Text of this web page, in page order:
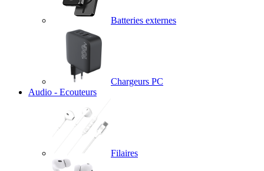
Batteries externes
Chargeurs PC
Audio - Ecouteurs
Filaires